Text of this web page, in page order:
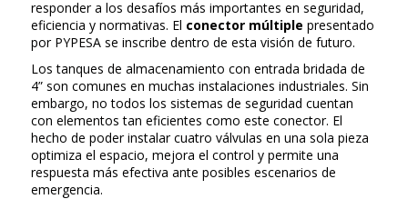
responder a los desafíos más importantes en seguridad,
eficiencia y normativas. El conector múltiple presentado
por PYPESA se inscribe dentro de esta visión de futuro.
Los tanques de almacenamiento con entrada bridada de
4” son comunes en muchas instalaciones industriales. Sin
embargo, no todos los sistemas de seguridad cuentan
con elementos tan eficientes como este conector. El
hecho de poder instalar cuatro válvulas en una sola pieza
optimiza el espacio, mejora el control y permite una
respuesta más efectiva ante posibles escenarios de
emergencia.